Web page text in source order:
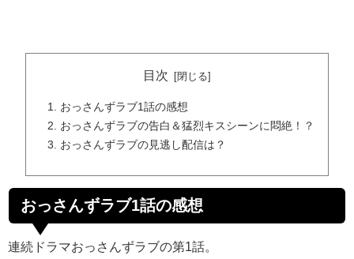
目次
おっさんずラブ1話の感想
おっさんずラブの告白＆猛烈キスシーンに悶絶！？
おっさんずラブの見逃し配信は？
おっさんずラブ1話の感想
連続ドラマおっさんずラブの第1話。